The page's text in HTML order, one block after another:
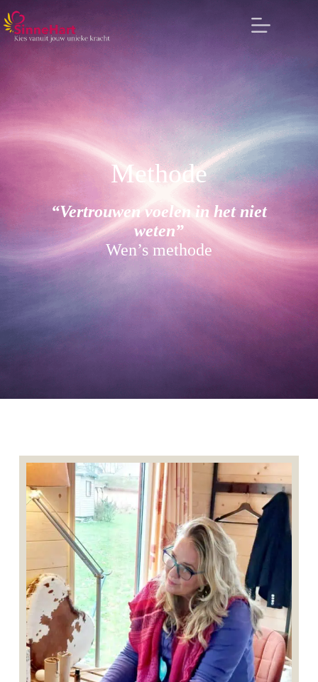
Methode
“Vertrouwen voelen in het niet
weten”
Wen’s methode